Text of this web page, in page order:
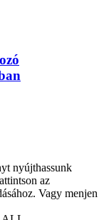
nyújthassunk
az
Vagy menjen